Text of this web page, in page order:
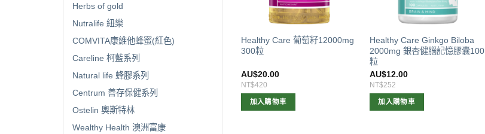
Herbs of gold
Nutralife 紐樂
COMVITA康維他蜂蜜(紅色)
Careline 柯藍系列
Natural life 蜂膠系列
Centrum 善存保健系列
Ostelin 奧斯特林
Wealthy Health 澳洲富康
Healthy Care 葡萄籽12000mg
300粒
AU$20.00
NT$420
加入購物車
Healthy Care Ginkgo Biloba
2000mg 銀杏健腦記憶膠囊100
粒
AU$12.00
NT$252
加入購物車
Care 蜂膠牙膏120g
Healthy Care Super Cranberry
蔓越莓25000mg 90粒
AU$14.00